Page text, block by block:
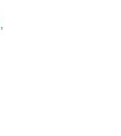
,